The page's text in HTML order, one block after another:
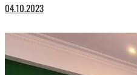
04.10.2023